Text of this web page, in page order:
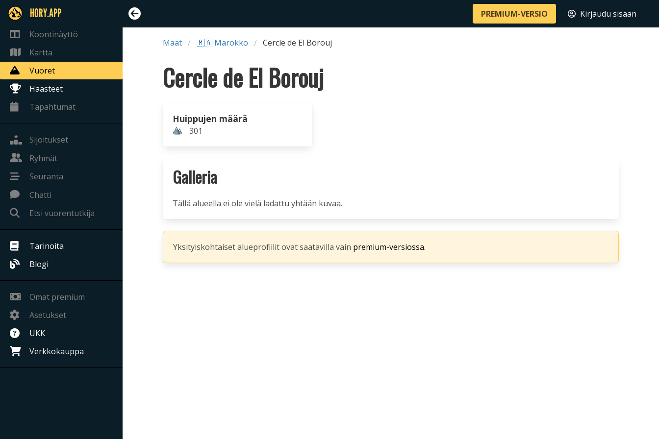
HORY.APP
Koontinäyttö
Kartta
Vuoret
Haasteet
Tapahtumat
Sijoitukset
Ryhmät
Seuranta
Chatti
Etsi vuorentutkija
Tarinoita
Blogi
Omat premium
Asetukset
UKK
Verkkokauppa
PREMIUM-VERSIO Kirjaudu sisään
Maat 🇲🇦 Marokko Cercle de El Borouj
Cercle de El Borouj
Huippujen määrä
301
Galleria
Tällä alueella ei ole vielä ladattu yhtään kuvaa.
Yksityiskohtaiset alueprofiilit ovat saatavilla vain premium-versiossa.